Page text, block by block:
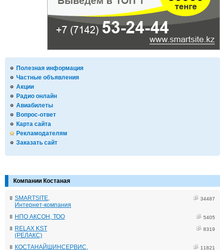
Полезная информация
Частные объявления
Акции
Радио онлайн
Авиабилеты
Вопрос-ответ
Карта сайта
Рекламодателям
Заказать сайт
Компании Костаная
SMARTSITE,
Интернет-компания
34487
НПО АКСОН, ТОО 5405
RELAX KST
(РЕЛАКС)
8319
КОСТАНАЙШИНСЕРВИС,
11821